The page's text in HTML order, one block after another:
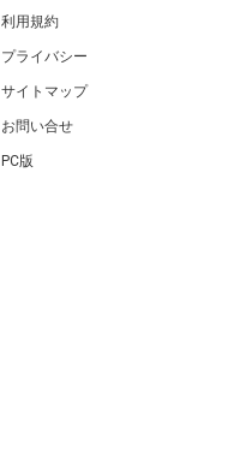
利用規約
プライバシー
サイトマップ
お問い合せ
PC版